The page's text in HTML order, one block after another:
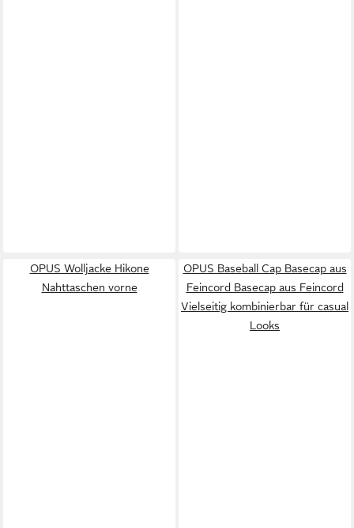
OPUS Wolljacke Hikone
Nahttaschen vorne
OPUS Baseball Cap Basecap aus
Feincord Basecap aus Feincord
Vielseitig kombinierbar für casual
Looks